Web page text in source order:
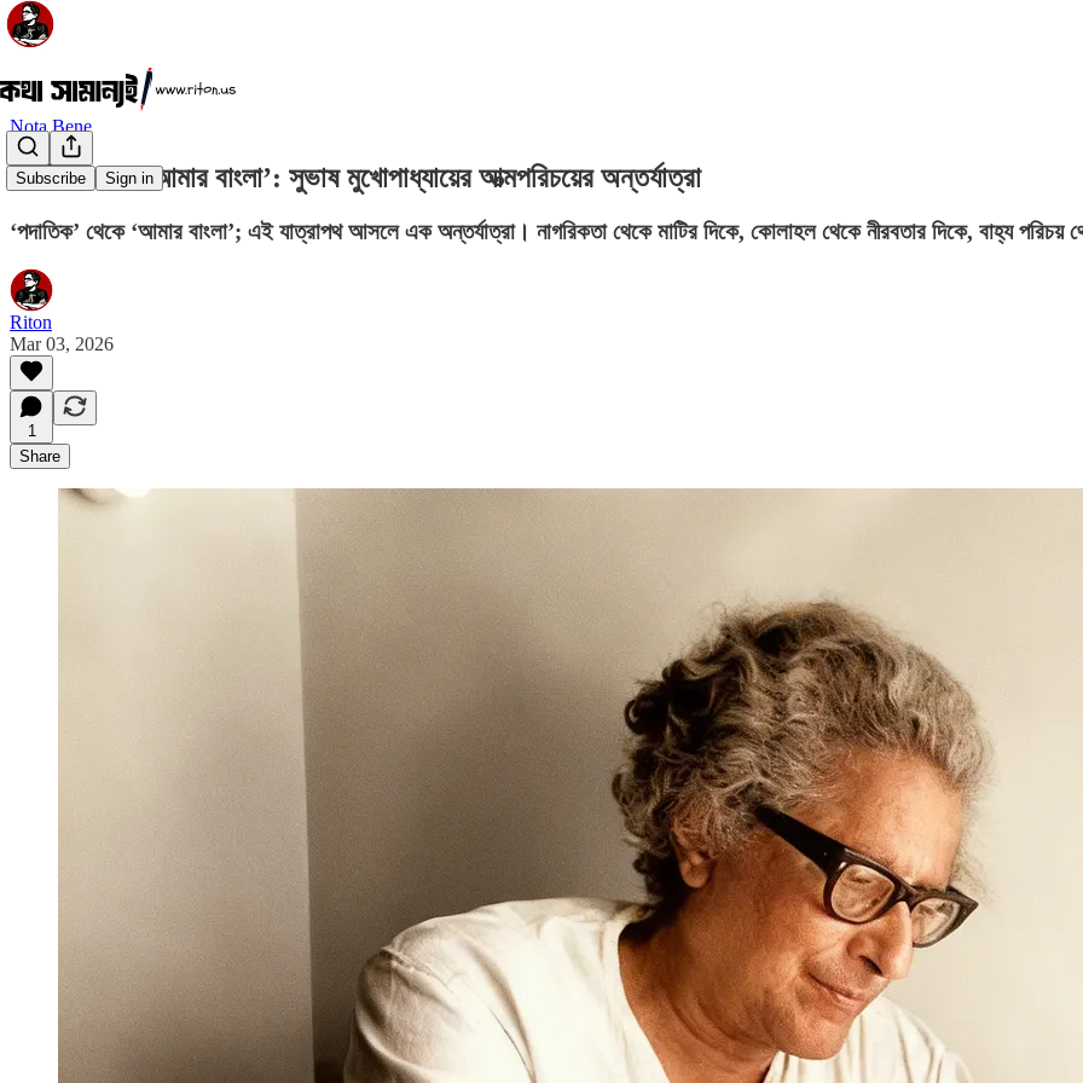
Subscribe Sign in
Nota Bene
পদাতিক থেকে ‘আমার বাংলা’: সুভাষ মুখোপাধ্যায়ের আত্মপরিচয়ের অন্তর্যাত্রা
‘পদাতিক’ থেকে ‘আমার বাংলা’; এই যাত্রাপথ আসলে এক অন্তর্যাত্রা। নাগরিকতা থেকে মাটির দিকে, কোলাহল থেকে নীরবতার দিকে, বাহ্য পরিচয়
Riton
Mar 03, 2026
1
Share